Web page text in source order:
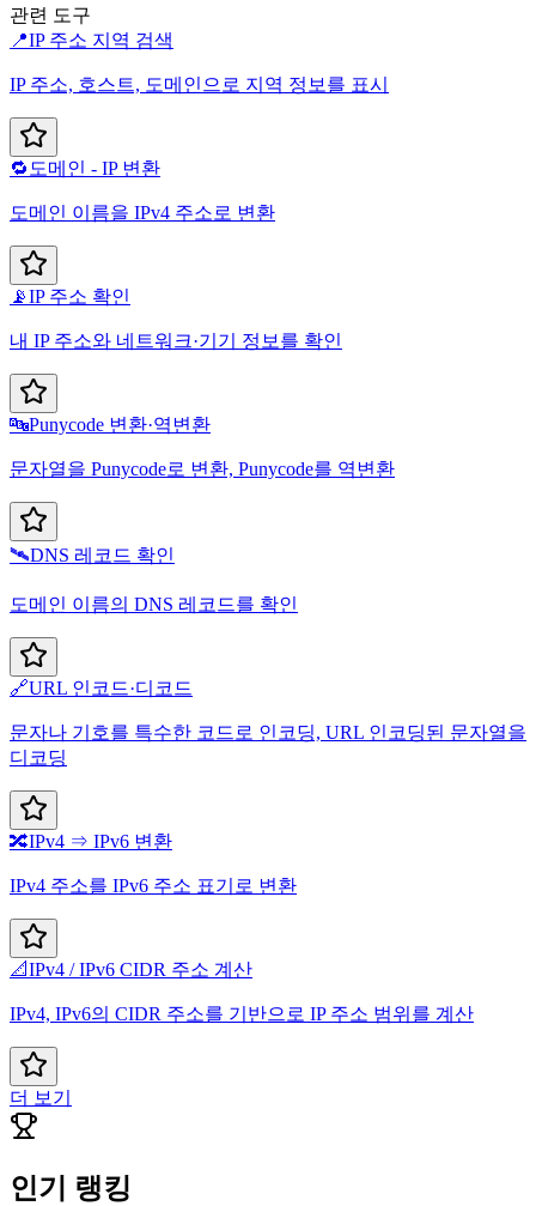
관련 도구
📍IP 주소 지역 검색
IP 주소, 호스트, 도메인으로 지역 정보를 표시
🔁 도메인 - IP 변환
도메인 이름을 IPv4 주소로 변환
📡IP 주소 확인
내 IP 주소와 네트워크·기기 정보를 확인
🔤Punycode 변환·역변환
문자열을 Punycode로 변환, Punycode를 역변환
🛰️DNS 레코드 확인
도메인 이름의 DNS 레코드를 확인
🔗URL 인코드·디코드
문자나 기호를 특수한 코드로 인코딩, URL 인코딩된 문자열을
디코딩
🔀IPv4 ⇒ IPv6 변환
IPv4 주소를 IPv6 주소 표기로 변환
📐IPv4 / IPv6 CIDR 주소 계산
IPv4, IPv6의 CIDR 주소를 기반으로 IP 주소 범위를 계산
더 보기
인기 랭킹